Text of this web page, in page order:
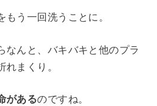
う一回洗うことに。
なんと、バキバキと他のプラ
れまくり。
があるのですね。